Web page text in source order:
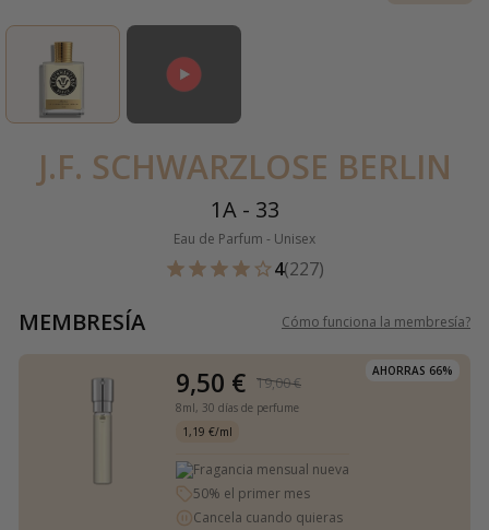
J.F. SCHWARZLOSE BERLIN
1A - 33
Eau de Parfum - Unisex
4(227)
MEMBRESÍA Cómo funciona la membresía?
AHORRAS 66%
9,50 € 19,00 €
8ml, 30 días de perfume
1,19 €/ml
Fragancia mensual nueva
50% el primer mes
Cancela cuando quieras